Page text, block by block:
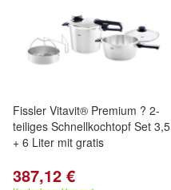
Fissler Vitavit® Premium ? 2-
teiliges Schnellkochtopf Set 3,5
+ 6 Liter mit gratis
387,12 €